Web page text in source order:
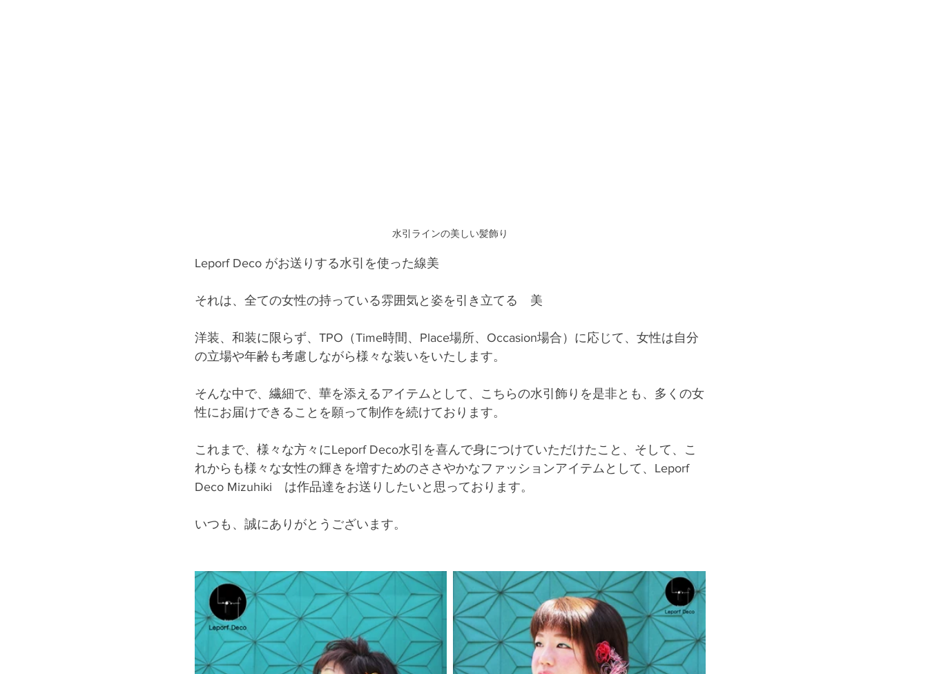
水引ラインの美しい髪飾り
Leporf Deco がお送りする水引を使った線美
それは、全ての女性の持っている雰囲気と姿を引き立てる　美
洋装、和装に限らず、TPO（Time時間、Place場所、Occasion場合）に応じて、女性は自分
の立場や年齢も考慮しながら様々な装いをいたします。
そんな中で、繊細で、華を添えるアイテムとして、こちらの水引飾りを是非とも、多くの女
性にお届けできることを願って制作を続けております。
これまで、様々な方々にLeporf Deco水引を喜んで身につけていただけたこと、そして、こ
れからも様々な女性の輝きを増すためのささやかなファッションアイテムとして、Leporf
Deco Mizuhiki　は作品達をお送りしたいと思っております。
いつも、誠にありがとうございます。